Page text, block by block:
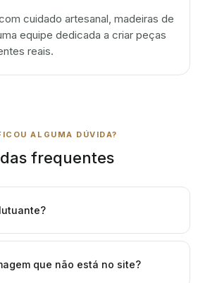
cuidado artesanal, madeiras de
equipe dedicada a criar peças
reais.
ALGUMA DÚVIDA?
frequentes
que não está no site?